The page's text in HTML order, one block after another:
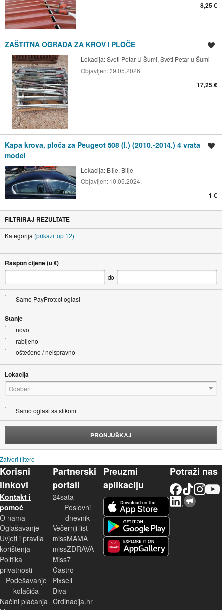
8,25 €
ZAŠTITNA OGRADA ZA KROV I PLOČE
Lokacija:Sveti Petar U Šumi, Sveti Petar u Šumi
Objavljen:29.05.2026.
17,25 €
Kapa krova, ploča za Peugeot 508 (I.) (2010.-2014.) 4 vrata
model
Lokacija: Bilje, Bilje
Objavljen: 10.05.2024.
1 €
FILTRIRAJ REZULTATE
Kategorija (prikaži top 12)
Raspon cijene (u €)
do
Samo PayProtect oglasi
Stanje
novo
rabljeno
oštećeno / neispravno
Lokacija
Odaberi
Samo oglasi sa slikom
PRONJUŠKAJ
Zatvori filtere
Korisni
linkovi
Kontakt i
pomoć
O nama
Oglašavanje
Uvjeti i pravila
korištenja
Politika
privatnosti
Podešavanje
kolačića
Načini plaćanja
Partnerski
portali
24sata
Poslovni
dnevnik
Večernji list
missMAMA
missZDRAVA
Miss7
Gastro
Pixsell
Diva
Ordinacija.hr
Preuzmi
aplikaciju
Potraži nas